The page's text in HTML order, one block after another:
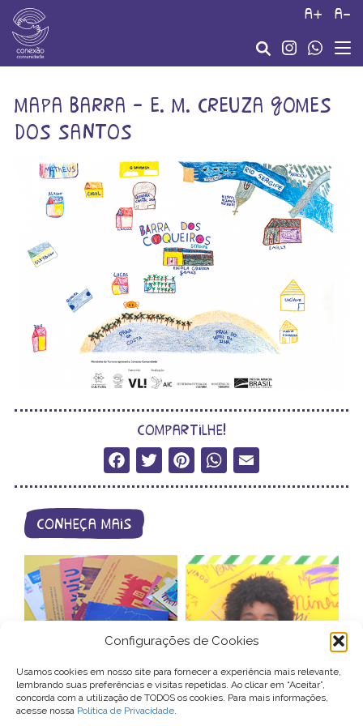
Configurações de Cookies
Usamos cookies em nosso site para fornecer a experiência mais relevante,
lembrando suas preferências e visitas repetidas. Ao clicar em “Aceitar”,
concorda com a utilização de TODOS os cookies. Para mais informações,
acesse nossa Política de Privacidade.
a+ a-
mapa barra – e. m. creuza gomes
dos santos
compartilhe!
Facebook
Twitter
Pinterest
WhatsApp
conheça mais
catálogo de
produtos
videocartas –
patrocínio